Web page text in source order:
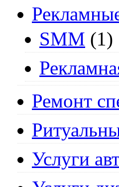
SMM (1)
Ремонт
Услуги